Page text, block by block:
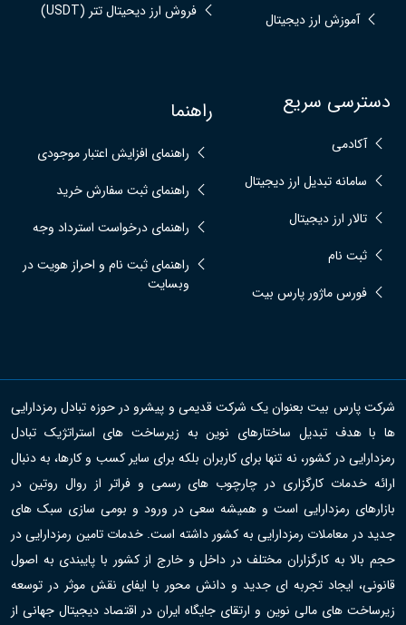
آموزش ارز دیجیتال
فروش ارز دیحیتال تتر (USDT)
دسترسی سریع
آکادمی
سامانه تبدیل ارز دیجیتال
تالار ارز دیجیتال
ثبت نام
فورس ماژور پارس بیت
راهنما
راهنمای افزایش اعتبار موجودی
راهنمای ثبت سفارش خرید
راهنمای درخواست استرداد وجه
راهنمای ثبت نام و احراز هویت در
وبسایت
شرکت پارس بیت بعنوان یک شرکت قدیمی و پیشرو در حوزه تبادل رمزدارایی
ها با هدف تبدیل ساختارهای نوین به زیرساخت های استراتژیک تبادل
رمزدارایی در کشور، نه تنها برای کاربران بلکه برای سایر کسب و کارها، به دنبال
ارائه خدمات کارگزاری در چارچوب های رسمی و فراتر از روال روتین در
بازارهای رمزدارایی است و همیشه سعی در ورود و بومی سازی سبک های
جدید در معاملات رمزدارایی به کشور داشته است. خدمات تامین رمزدارایی در
حجم بالا به کارگزاران مختلف در داخل و خارج از کشور با پایبندی به اصول
قانونی، ایجاد تجربه ای جدید و دانش محور با ایفای نقش موثر در توسعه
زیرساخت های مالی نوین و ارتقای جایگاه ایران در اقتصاد دیجیتال جهانی از